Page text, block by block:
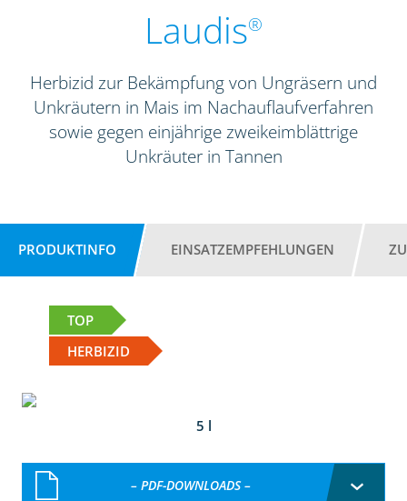
Laudis®
Herbizid zur Bekämpfung von Ungräsern und
Unkräutern in Mais im Nachauflaufverfahren
sowie gegen einjährige zweikeimblättrige
Unkräuter in Tannen
PRODUKTINFO EINSATZEMPFEHLUNGEN
TOP
HERBIZID
5 l
– PDF-DOWNLOADS –